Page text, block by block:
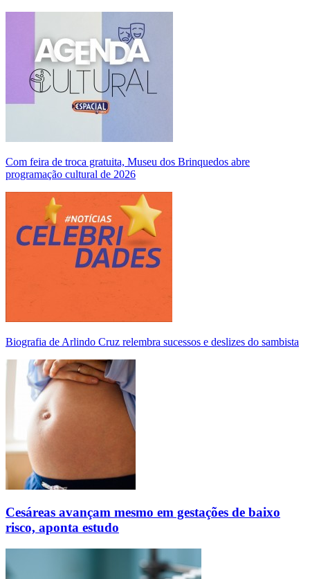
Com feira de troca gratuita, Museu dos Brinquedos abre
programação cultural de 2026
Biografia de Arlindo Cruz relembra sucessos e deslizes do sambista
Cesáreas avançam mesmo em gestações de baixo
risco, aponta estudo